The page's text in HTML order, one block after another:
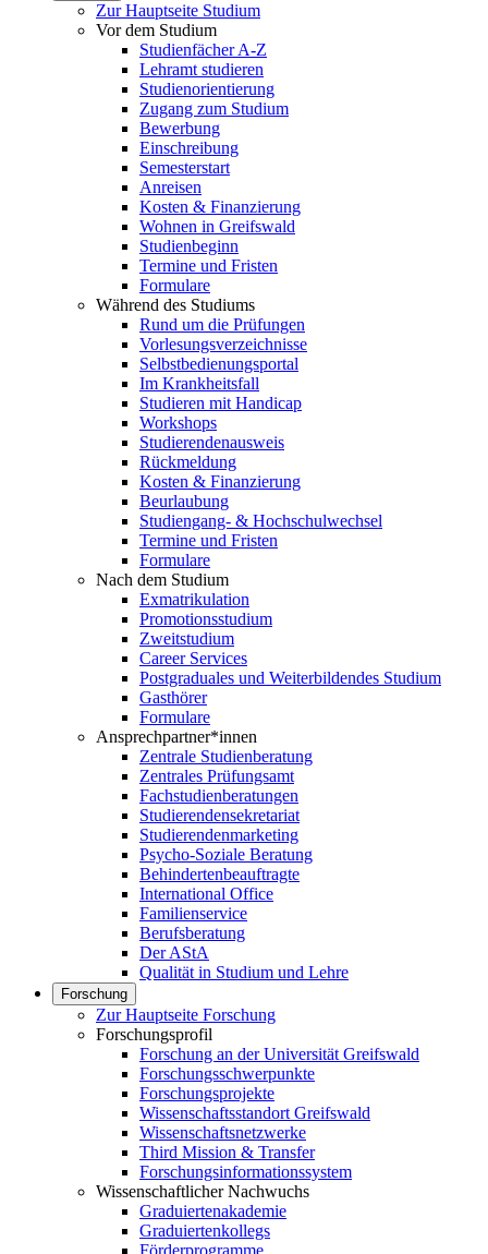
Zur Hauptseite Studium
Vor dem Studium
Studienfächer A-Z
Lehramt studieren
Studienorientierung
Zugang zum Studium
Bewerbung
Einschreibung
Semesterstart
Anreisen
Kosten & Finanzierung
Wohnen in Greifswald
Studienbeginn
Termine und Fristen
Formulare
Während des Studiums
Rund um die Prüfungen
Vorlesungsverzeichnisse
Selbstbedienungsportal
Im Krankheitsfall
Studieren mit Handicap
Workshops
Studierendenausweis
Rückmeldung
Kosten & Finanzierung
Beurlaubung
Studiengang- & Hochschulwechsel
Termine und Fristen
Formulare
Nach dem Studium
Exmatrikulation
Promotionsstudium
Zweitstudium
Career Services
Postgraduales und Weiterbildendes Studium
Gasthörer
Formulare
Ansprechpartner*innen
Zentrale Studienberatung
Zentrales Prüfungsamt
Fachstudienberatungen
Studierendensekretariat
Studierendenmarketing
Psycho-Soziale Beratung
Behindertenbeauftragte
International Office
Familienservice
Berufsberatung
Der AStA
Qualität in Studium und Lehre
Forschung
Zur Hauptseite Forschung
Forschungsprofil
Forschung an der Universität Greifswald
Forschungsschwerpunkte
Forschungsprojekte
Wissenschaftsstandort Greifswald
Wissenschaftsnetzwerke
Third Mission & Transfer
Forschungsinformationssystem
Wissenschaftlicher Nachwuchs
Graduiertenakademie
Graduiertenkollegs
Förderprogramme